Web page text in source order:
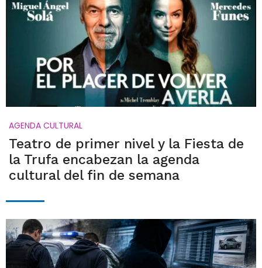
AGENDA CULTURAL
Teatro de primer nivel y la Fiesta de
la Trufa encabezan la agenda
cultural del fin de semana